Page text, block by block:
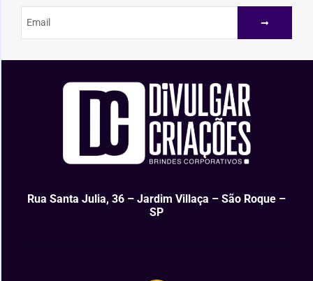
Rua Santa Julia, 36 – Jardim Villaça – São Roque –
SP